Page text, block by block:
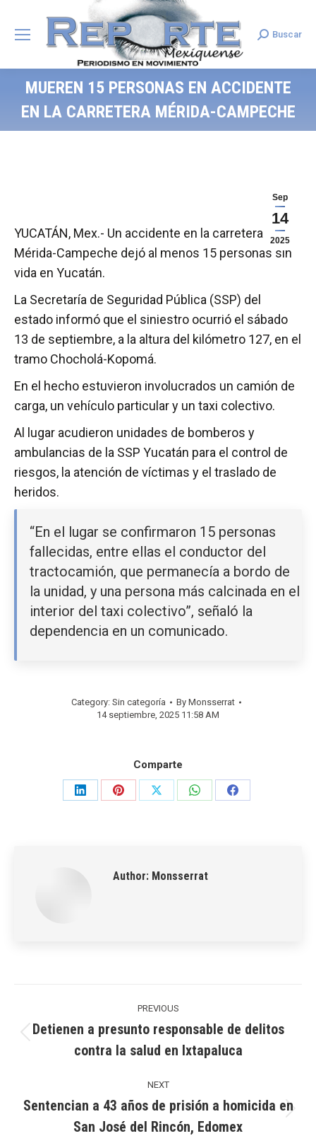
Search:
Buscar
MUEREN 15 PERSONAS EN ACCIDENTE
EN LA CARRETERA MÉRIDA-CAMPECHE
Sep
14
2025
YUCATÁN, Mex.- Un accidente en la carretera
Mérida-Campeche dejó al menos 15 personas sin
vida en Yucatán.
La Secretaría de Seguridad Pública (SSP) del
estado informó que el siniestro ocurrió el sábado
13 de septiembre, a la altura del kilómetro 127, en el
tramo Chocholá-Kopomá.
En el hecho estuvieron involucrados un camión de
carga, un vehículo particular y un taxi colectivo.
Al lugar acudieron unidades de bomberos y
ambulancias de la SSP Yucatán para el control de
riesgos, la atención de víctimas y el traslado de
heridos.
“En el lugar se confirmaron 15 personas
fallecidas, entre ellas el conductor del
tractocamión, que permanecía a bordo de
la unidad, y una persona más calcinada en el
interior del taxi colectivo”, señaló la
dependencia en un comunicado.
Category: Sin categoría By Monsserrat
14 septiembre, 2025 11:58 AM
Comparte
Share
Share
Share
Share
Share
Author: Monsserrat
PREVIOUS
Previous
post:
Detienen a presunto responsable de delitos
contra la salud en Ixtapaluca
NEXT
Next
post:
Sentencian a 43 años de prisión a homicida en
San José del Rincón, Edomex